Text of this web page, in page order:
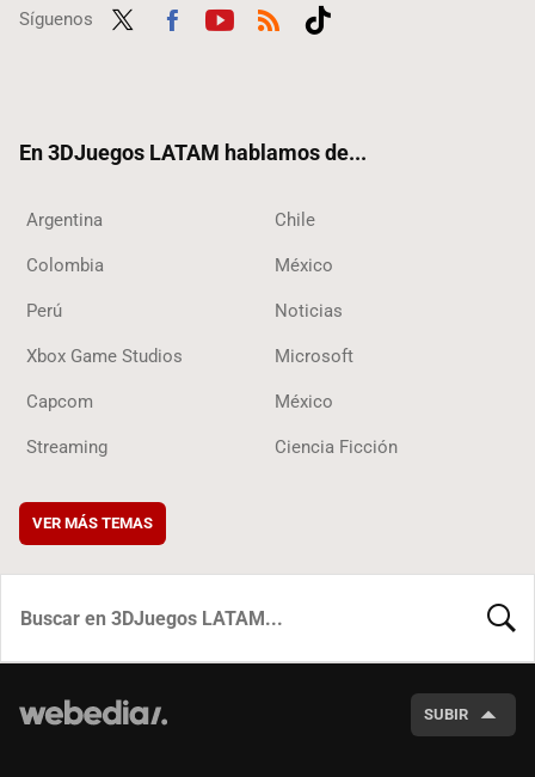
Síguenos
En 3DJuegos LATAM hablamos de...
Argentina Chile
Colombia México
Perú Noticias
Xbox Game Studios Microsoft
Capcom México
Streaming Ciencia Ficción
VER MÁS TEMAS
SUBIR